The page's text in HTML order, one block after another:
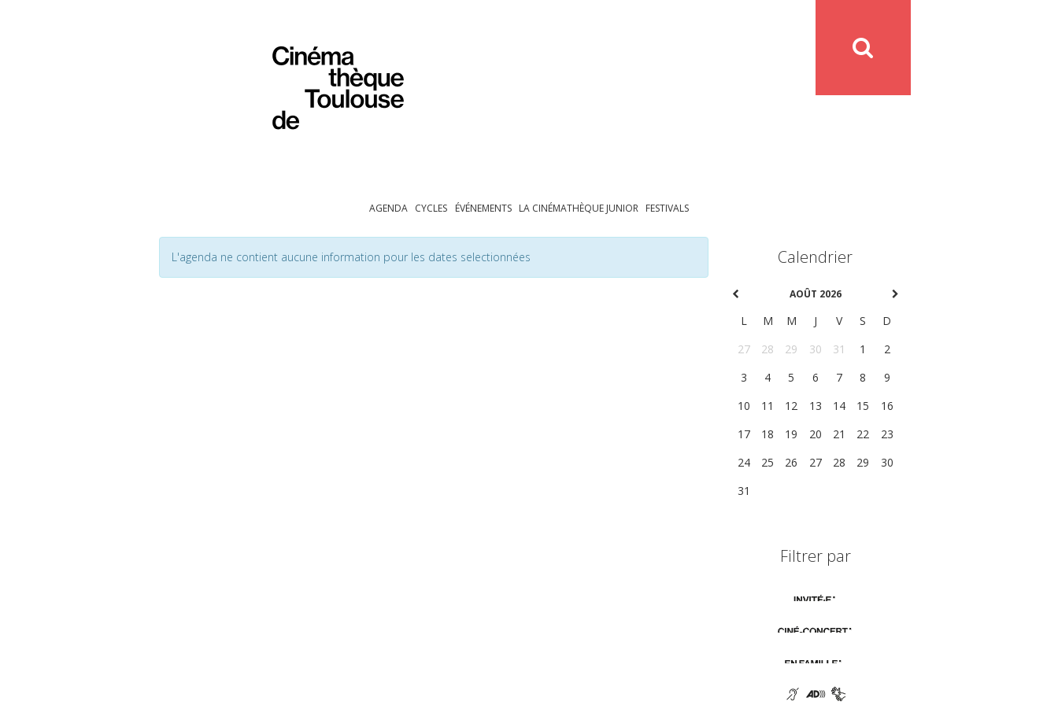
AGENDA CYCLES ÉVÉNEMENTS LA CINÉMATHÈQUE JUNIOR FESTIVALS
L'agenda ne contient aucune information pour les dates selectionnées Calendrier
AOÛT 2026
L M M J V S
D
27
28 29 30 31 1
2
3
4 5 6 7 8
9
10
11 12 13 14 15
16
17
18 19 20 21 22
23
24
25 26 27 28 29
30
31
Filtrer par